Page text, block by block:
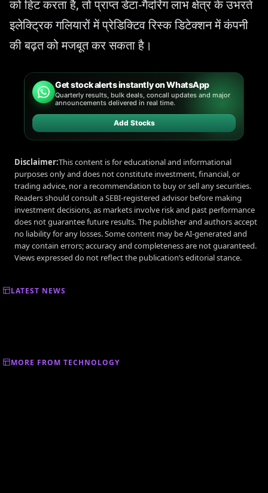
को हिट करता है, तो प्राप्त डेटा-गैदरिंग लाभ क्षेत्र के उभरते
इलेक्ट्रिक गलियारों में प्रेडिक्टिव रिस्क डिटेक्शन में कंपनी
की बढ़त को मजबूत कर सकता है।
Get stock alerts instantly on WhatsApp
Quarterly results, bulk deals, concall updates and major
announcements delivered in real time.
Add Stocks
Disclaimer:This content is for educational and informational
purposes only and does not constitute investment, financial, or
trading advice, nor a recommendation to buy or sell any securities.
Readers should consult a SEBI-registered advisor before making
investment decisions, as markets involve risk and past performance
does not guarantee future results. The publisher and authors accept
no liability for any losses. Some content may be AI-generated and
may contain errors; accuracy and completeness are not guaranteed.
Views expressed do not reflect the publication’s editorial stance.
LATEST NEWS
MORE FROM TECHNOLOGY